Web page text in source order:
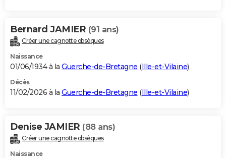
Carte de Noël
Carte Bonne année
Carte Saint-Valentin
Carte Pâques
Carte d'anniversaire
DICTIONNAIRE
Dictionnaire
Biographies
Citations
Expressions
Proverbes
PROGRAMME TV
S'inscrire
Se connecter
Lycées
Collèges
Primaires
Universités
Entreprises
Service militaire
Avis de recherche
AVIS DE DÉCÈS
Bricolage
Lifestyle
Culture
Sport
Auto
Television
Voyage
Cinema
Bernard JAMIER (91 ans)
Créer une cagnotte obsèques
Naissance
01/06/1934 à la Guerche-de-Bretagne (Ille-et-Vilaine)
Décès
11/02/2026 à la Guerche-de-Bretagne (Ille-et-Vilaine)
Denise JAMIER (88 ans)
Créer une cagnotte obsèques
Naissance